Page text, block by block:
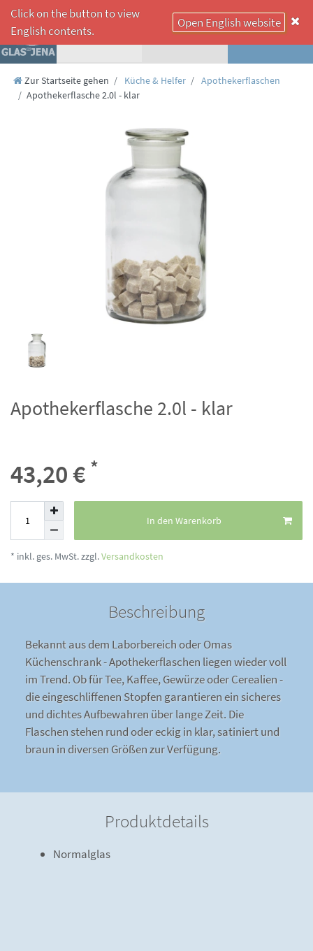
☰
Click on the button to view
English contents.
Open English website
Zur Startseite gehen Küche & Helfer
Apothekerflaschen
Apothekerflasche 2.0l - klar
Apothekerflasche 2.0l - klar
43,20 € *
In den Warenkorb
* inkl. ges. MwSt. zzgl.Versandkosten
Beschreibung
Bekannt aus dem Laborbereich oder Omas
Küchenschrank - Apothekerflaschen liegen wieder voll
im Trend. Ob für Tee, Kaffee, Gewürze oder Cerealien -
die eingeschliffenen Stopfen garantieren ein sicheres
und dichtes Aufbewahren über lange Zeit. Die
Flaschen stehen rund oder eckig in klar, satiniert und
braun in diversen Größen zur Verfügung.
Produktdetails
Normalglas